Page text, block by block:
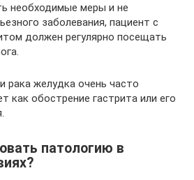
необходимые меры и не
заболевания, пациент с
должен регулярно посещать
рака желудка очень часто
как обострение гастрита или его
патологию в